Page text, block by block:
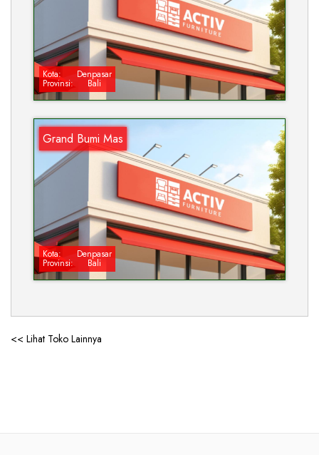
Kota: Denpasar
Provinsi: Bali
Grand Bumi Mas
Kota: Denpasar
Provinsi: Bali
<< Lihat Toko Lainnya